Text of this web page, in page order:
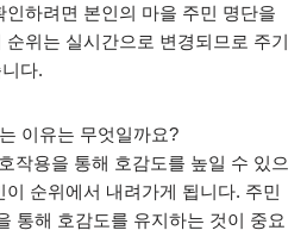
하려면 본인의 마을 주민 명단을
위는 실시간으로 변경되므로 주기
다.
이유는 무엇일까요?
작용을 통해 호감도를 높일 수 있으
순위에서 내려가게 됩니다. 주민
통해 호감도를 유지하는 것이 중요